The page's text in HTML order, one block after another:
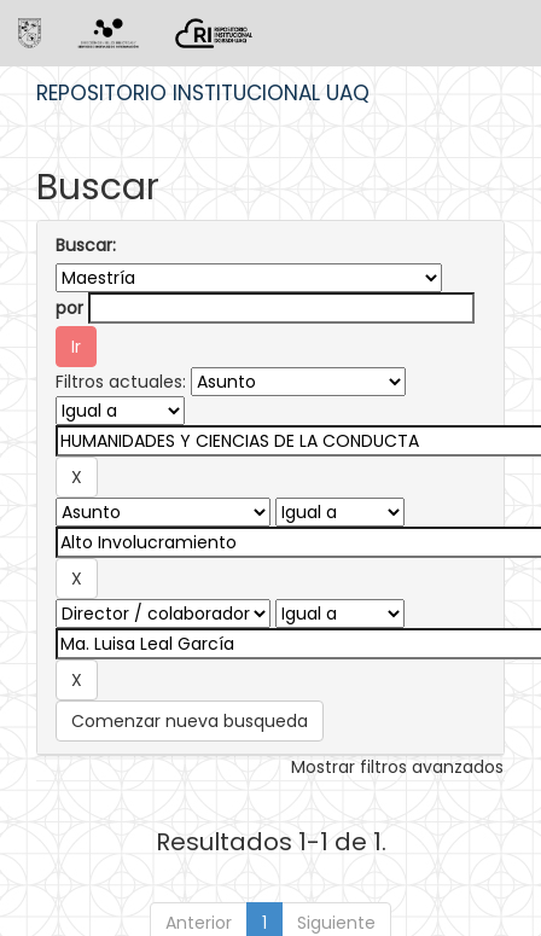
REPOSITORIO INSTITUCIONAL UAQ
Buscar
Buscar:
por
Filtros actuales:
Comenzar nueva busqueda
Mostrar filtros avanzados
Resultados 1-1 de 1.
Anterior 1 Siguiente